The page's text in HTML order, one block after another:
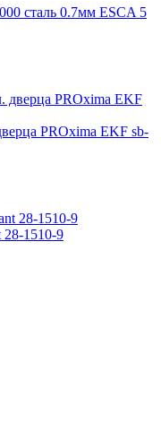
сталь 0.7мм ESCA 5
PROxima EKF sb-
28-1510-9